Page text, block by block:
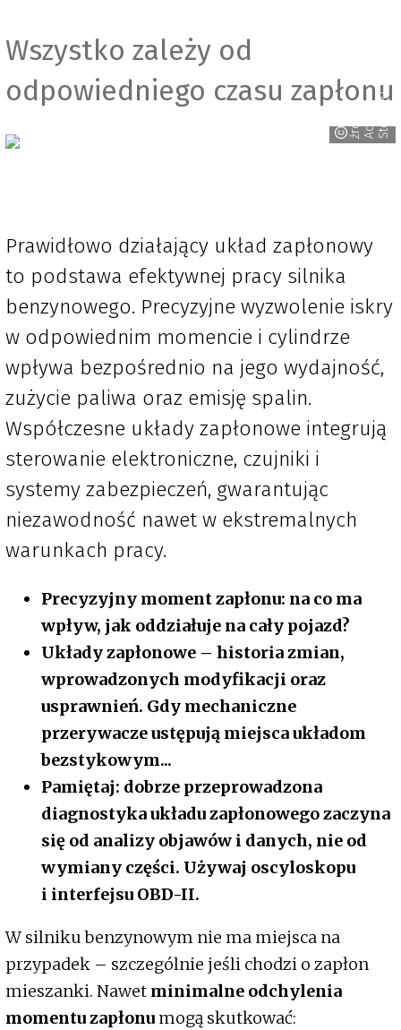
Wszystko zależy od
odpowiedniego czasu zapłonu
ź
r
ó
d
ło
:
A
d
o
b
e
S
t
o
c
k
_
P T
Prawidłowo działający układ zapłonowy
to podstawa efektywnej pracy silnika
benzynowego. Precyzyjne wyzwolenie iskry
w odpowiednim momencie i cylindrze
wpływa bezpośrednio na jego wydajność,
zużycie paliwa oraz emisję spalin.
Współczesne układy zapłonowe integrują
sterowanie elektroniczne, czujniki i
systemy zabezpieczeń, gwarantując
niezawodność nawet w ekstremalnych
warunkach pracy.
Precyzyjny moment zapłonu: na co ma
wpływ, jak oddziałuje na cały pojazd?
Układy zapłonowe – historia zmian,
wprowadzonych modyfikacji oraz
usprawnień. Gdy mechaniczne
przerywacze ustępują miejsca układom
bezstykowym...
Pamiętaj: dobrze przeprowadzona
diagnostyka układu zapłonowego zaczyna
się od analizy objawów i danych, nie od
wymiany części. Używaj oscyloskopu
i interfejsu OBD-II.
W silniku benzynowym nie ma miejsca na
przypadek – szczególnie jeśli chodzi o zapłon
mieszanki. Nawet minimalne odchylenia
momentu zapłonu mogą skutkować: